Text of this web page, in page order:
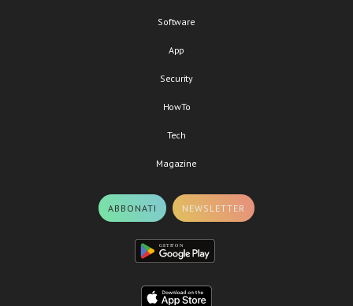
Software
App
Security
HowTo
Tech
Magazine
ABBONATI NEWSLETTER